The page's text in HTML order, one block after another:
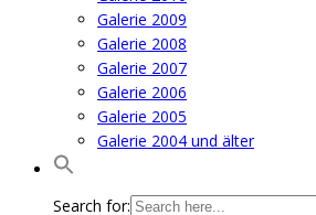
Galerie 2009
Galerie 2008
Galerie 2007
Galerie 2006
Galerie 2005
Galerie 2004 und älter
Search for: